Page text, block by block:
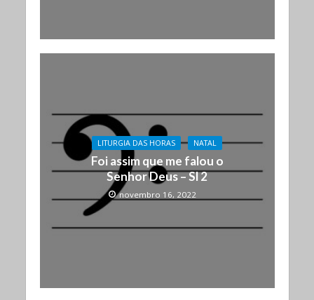
LITURGIA DAS HORAS NATAL
Foi assim que me falou o
Senhor Deus – Sl 2
novembro 16, 2022